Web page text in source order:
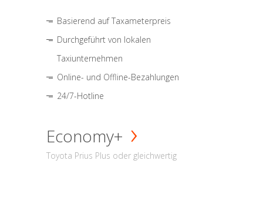
Basierend auf Taxameterpreis
Durchgeführt von lokalen
Taxiunternehmen
Online- und Offline-Bezahlungen
24/7-Hotline
Economy+
Toyota Prius Plus oder gleichwertig